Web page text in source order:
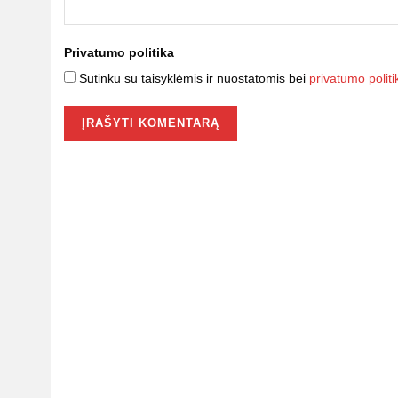
Privatumo politika
Sutinku su taisyklėmis ir nuostatomis bei privatumo